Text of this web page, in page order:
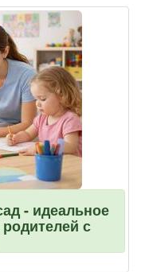
- идеальное
с